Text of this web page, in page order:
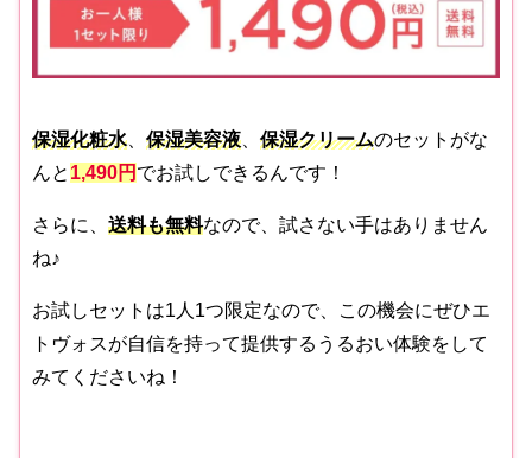
保湿化粧水 保湿美容液 保湿クリームのセットがな
んと 1,490円 でお試しできるんです！
さらに、 送料も無料なので、試さない手はありません
ね♪
お試しセットは1人1つ限定なので、この機会にぜひエ
トヴォスが自信を持って提供するうるおい体験をして
みてくださいね！